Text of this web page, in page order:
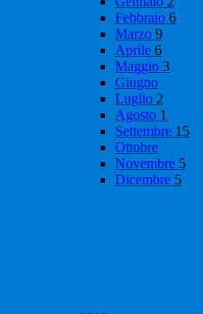
Febbraio 6
Marzo 9
Aprile 6
Maggio 3
Giugno
Luglio 2
Agosto 1
Settembre 15
Ottobre
Novembre 5
Dicembre 5